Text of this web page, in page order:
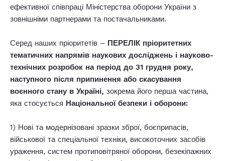
ефективної співпраці Міністерства оборони України з
зовнішніми партнерами та постачальниками.
Серед наших пріоритетів – ПЕРЕЛІК пріоритетних
тематичних напрямів наукових досліджень і науково-
технічних розробок на період до 31 грудня року,
наступного після припинення або скасування
воєнного стану в Україні, зокрема його перша частина,
яка стосується Національної безпеки і оборони:
1) Нові та модернізовані зразки зброї, боєприпасів,
військової та спеціальної техніки, високоточних засобів
ураження, систем протиповітряної оборони, безекіпажних